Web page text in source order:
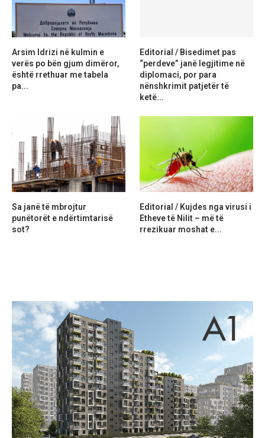
Arsim Idrizi në kulmin e
verës po bën gjum dimëror,
është rrethuar me tabela
pa...
Editorial / Bisedimet pas
“perdeve” janë legjitime në
diplomaci, por para
nënshkrimit patjetër të
ketë...
Sa janë të mbrojtur
punëtorët e ndërtimtarisë
sot?
Editorial / Kujdes nga virusi i
Etheve të Nilit – më të
rrezikuar moshat e...